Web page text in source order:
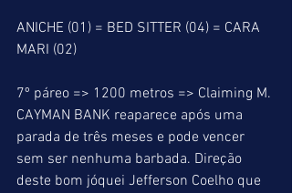
ANICHE (01) = BED SITTER (04) = CARA
MARI (02)
7º páreo => 1200 metros => Claiming M.
CAYMAN BANK reaparece após uma
parada de três meses e pode vencer
sem ser nenhuma barbada. Direção
deste bom jóquei Jefferson Coelho que